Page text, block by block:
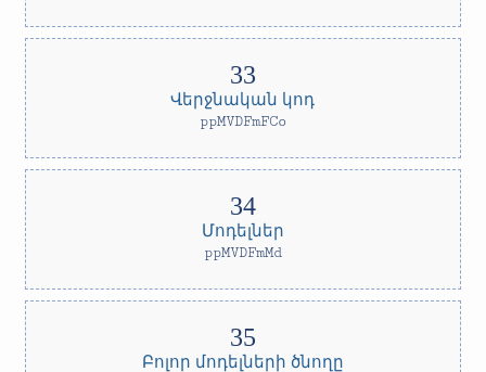
Վերջնական կոդ
ppMVDFmFCo
Մոդելներ
ppMVDFmMd
Բոլոր մոդելների ծնողը